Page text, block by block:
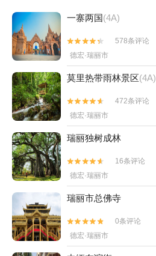
一寨两国(4A)


578条评论
德宏·瑞丽市
莫里热带雨林景区(4A)


472条评论
德宏·瑞丽市
瑞丽独树成林


16条评论
德宏·瑞丽市
瑞丽市总佛寺


0条评论
德宏·瑞丽市